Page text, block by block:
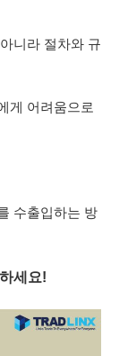
니라 절차와 규
게 어려움으로
수출입하는 방
세요!